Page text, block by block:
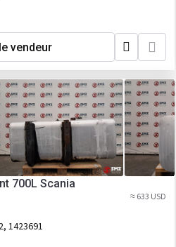
vendeur
700L Scania
≈ 633 USD
1423691